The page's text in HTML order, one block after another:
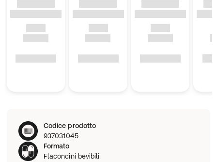
Codice prodotto
937031045
Formato
Flaconcini bevibili